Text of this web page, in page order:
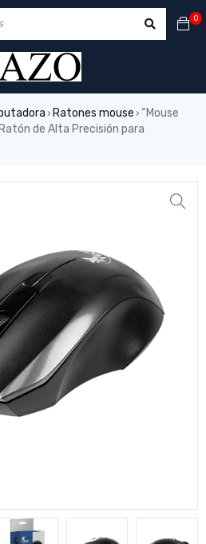
0
› Ratones mouse › “Mouse
de Alta Precisión para